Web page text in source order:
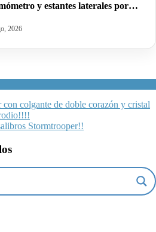
y estantes laterales por
2026
con colgante de doble corazón y cristal
Stormtrooper!!